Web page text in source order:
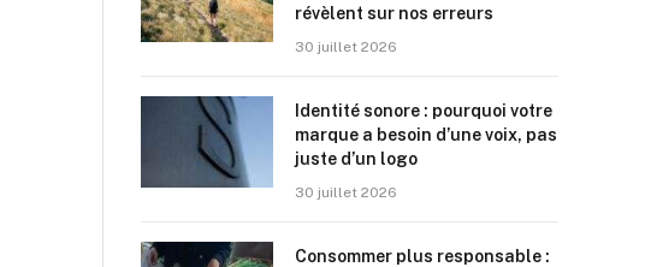
révèlent sur nos erreurs
30 juillet 2026
Identité sonore : pourquoi votre
marque a besoin d’une voix, pas
juste d’un logo
30 juillet 2026
Consommer plus responsable :